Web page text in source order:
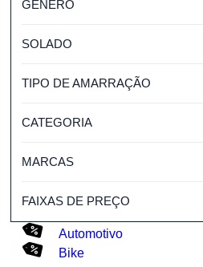
GÊNERO
SOLADO
TIPO DE AMARRAÇÃO
CATEGORIA
MARCAS
FAIXAS DE PREÇO
Automotivo
Bike